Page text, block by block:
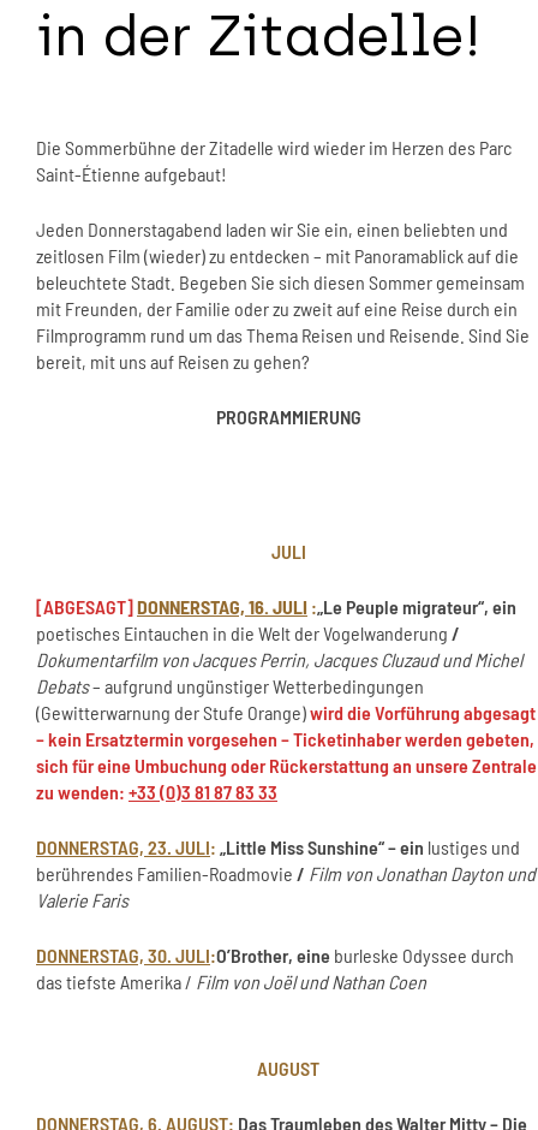
in der Zitadelle!
Die Sommerbühne der Zitadelle wird wieder im Herzen des Parc
Saint-Étienne aufgebaut!
Jeden Donnerstagabend laden wir Sie ein, einen beliebten und
zeitlosen Film (wieder) zu entdecken – mit Panoramablick auf die
beleuchtete Stadt. Begeben Sie sich diesen Sommer gemeinsam
mit Freunden, der Familie oder zu zweit auf eine Reise durch ein
Filmprogramm rund um das Thema Reisen und Reisende. Sind Sie
bereit, mit uns auf Reisen zu gehen?
PROGRAMMIERUNG
JULI
[ABGESAGT]DONNERSTAG, 16. JULI :„Le Peuple migrateur“, ein
poetisches Eintauchen in die Welt der Vogelwanderung /
Dokumentarfilm von Jacques Perrin, Jacques Cluzaud und Michel
Debats– aufgrund ungünstiger Wetterbedingungen
(Gewitterwarnung der Stufe Orange)wird die Vorführung abgesagt
– kein Ersatztermin vorgesehen – Ticketinhaber werden gebeten,
sich für eine Umbuchung oder Rückerstattung an unsere Zentrale
zu wenden: +33 (0)3 81 87 83 33
DONNERSTAG, 23. JULI: „Little Miss Sunshine“ – ein lustiges und
berührendes Familien-Roadmovie / Film von Jonathan Dayton und
Valerie Faris
DONNERSTAG, 30. JULI:O’Brother, eine burleske Odyssee durch
das tiefste Amerika / Film von Joël und Nathan Coen
AUGUST
DONNERSTAG, 6. AUGUST: Das Traumleben des Walter Mitty – Die